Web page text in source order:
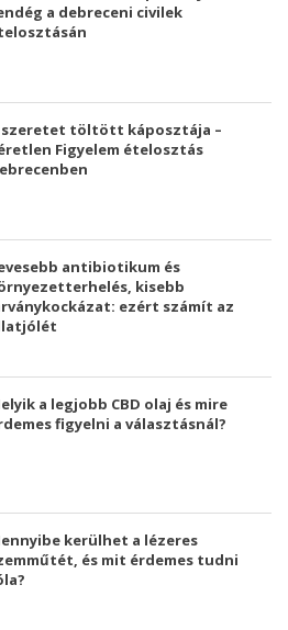
a debreceni civilek
szeretet töltött káposztája –
Figyelem ételosztás
antibiotikum és
kisebb
ezért számít az
a legjobb CBD olaj és mire
figyelni a választásnál?
kerülhet a lézeres
és mit érdemes tudni